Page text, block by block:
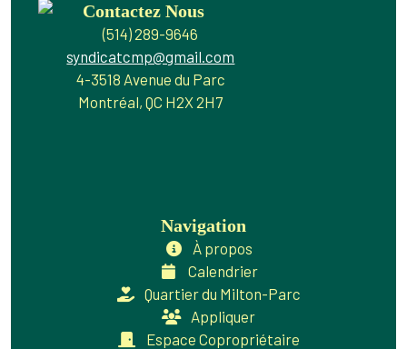
Contactez Nous
(514) 289-9646
syndicatcmp@gmail.com
4-3518 Avenue du Parc
Montréal, QC H2X 2H7
Navigation
À propos
Calendrier
Quartier du Milton-Parc
Appliquer
Espace Copropriétaire